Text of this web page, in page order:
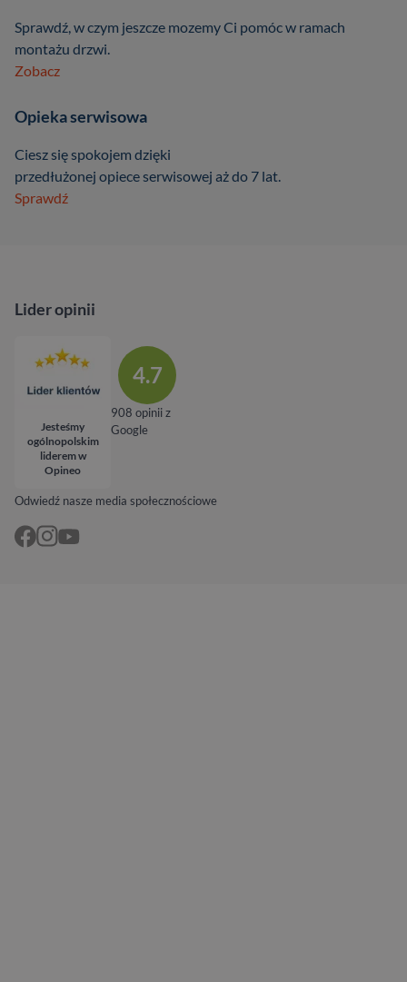
Sprawdź, w czym jeszcze mozemy Ci pomóc w ramach
montażu drzwi.
Zobacz
Opieka serwisowa
Ciesz się spokojem dzięki
przedłużonej opiece serwisowej aż do 7 lat.
Sprawdź
Odwiedź nasze media społecznościowe
Lider opinii
Jesteśmy
ogólnopolskim
liderem w
Opineo
4.7
908 opinii z
Google